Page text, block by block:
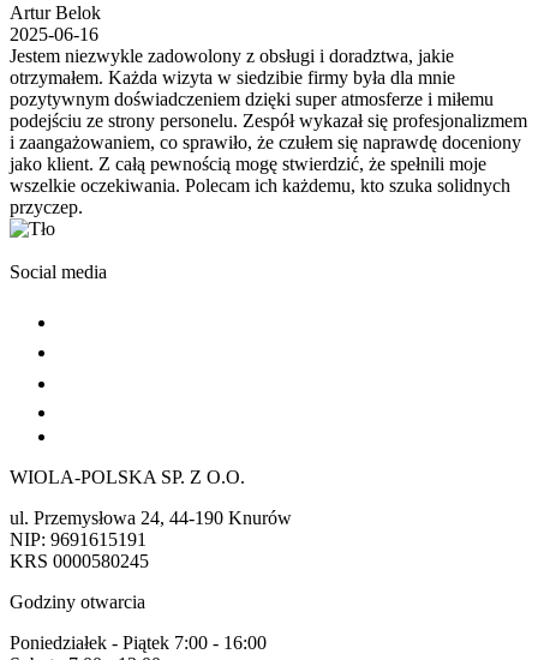
Artur Belok
2025-06-16
Jestem niezwykle zadowolony z obsługi i doradztwa, jakie
otrzymałem. Każda wizyta w siedzibie firmy była dla mnie
pozytywnym doświadczeniem dzięki super atmosferze i miłemu
podejściu ze strony personelu. Zespół wykazał się profesjonalizmem
i zaangażowaniem, co sprawiło, że czułem się naprawdę doceniony
jako klient. Z całą pewnością mogę stwierdzić, że spełnili moje
wszelkie oczekiwania. Polecam ich każdemu, kto szuka solidnych
przyczep.
Social media
WIOLA-POLSKA SP. Z O.O.
ul. Przemysłowa 24, 44-190 Knurów
NIP: 9691615191
KRS 0000580245
Godziny otwarcia
Poniedziałek - Piątek 7:00 - 16:00